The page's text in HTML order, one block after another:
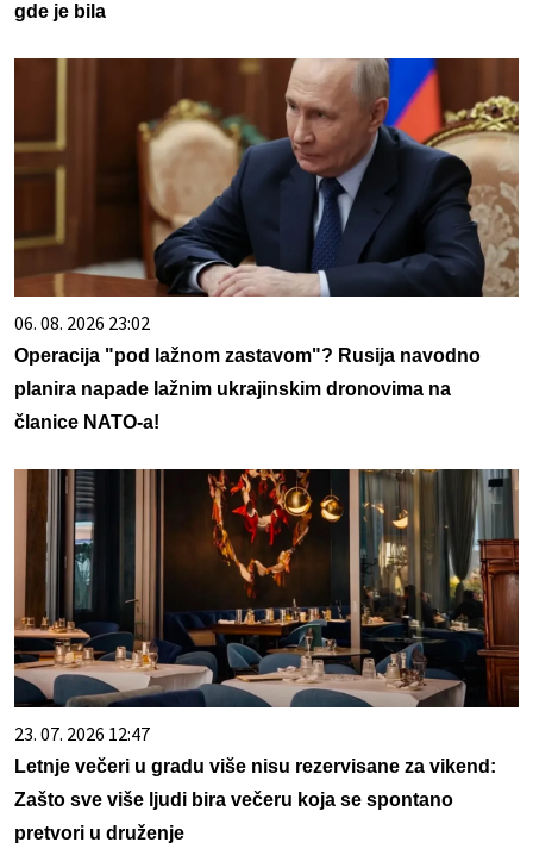
gde je bila
06. 08. 2026 23:02
Operacija "pod lažnom zastavom"? Rusija navodno
planira napade lažnim ukrajinskim dronovima na
članice NATO-a!
23. 07. 2026 12:47
Letnje večeri u gradu više nisu rezervisane za vikend:
Zašto sve više ljudi bira večeru koja se spontano
pretvori u druženje